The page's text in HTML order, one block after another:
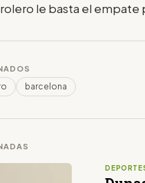
le basta el empate
barcelona